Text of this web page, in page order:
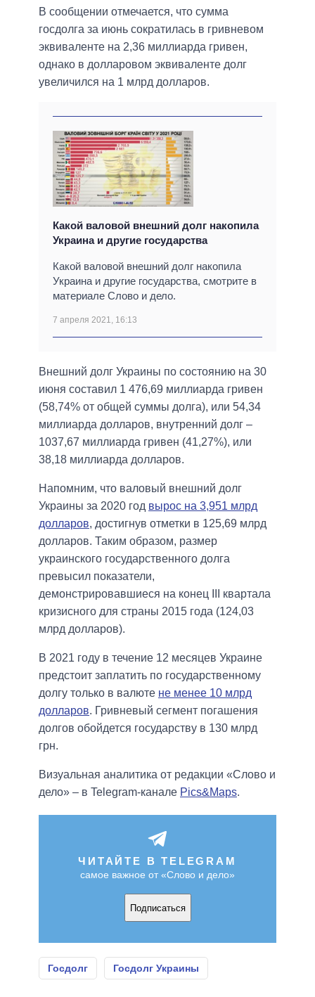
В сообщении отмечается, что сумма
госдолга за июнь сократилась в гривневом
эквиваленте на 2,36 миллиарда гривен,
однако в долларовом эквиваленте долг
увеличился на 1 млрд долларов.
Какой валовой внешний долг накопила
Украина и другие государства
Какой валовой внешний долг накопила
Украина и другие государства, смотрите в
материале Слово и дело.
7 апреля 2021, 16:13
Внешний долг Украины по состоянию на 30
июня составил 1 476,69 миллиарда гривен
(58,74% от общей суммы долга), или 54,34
миллиарда долларов, внутренний долг –
1037,67 миллиарда гривен (41,27%), или
38,18 миллиарда долларов.
Напомним, что валовый внешний долг
Украины за 2020 год вырос на 3,951 млрд
долларов, достигнув отметки в 125,69 млрд
долларов. Таким образом, размер
украинского государственного долга
превысил показатели,
демонстрировавшиеся на конец III квартала
кризисного для страны 2015 года (124,03
млрд долларов).
В 2021 году в течение 12 месяцев Украине
предстоит заплатить по государственному
долгу только в валюте не менее 10 млрд
долларов. Гривневый сегмент погашения
долгов обойдется государству в 130 млрд
грн.
Визуальная аналитика от редакции «Слово и
дело» – в Telegram-канале Pics&Maps.
ЧИТАЙТЕ В TELEGRAM
самое важное от «Слово и дело»
Подписаться
Госдолг Госдолг Украины